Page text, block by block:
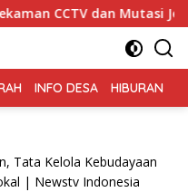
dan Mutasi Jelas,
INFO DESA HIBURAN